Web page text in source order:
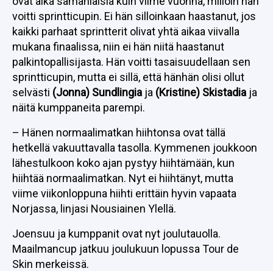
voitti sprintticupin. Ei hän silloinkaan haastanut, jos
kaikki parhaat sprintterit olivat yhtä aikaa viivalla
mukana finaalissa, niin ei hän niitä haastanut
palkintopallisijasta. Hän voitti tasaisuudellaan sen
sprintticupin, mutta ei sillä, että hänhän olisi ollut
selvästi (Jonna) Sundlingia ja (Kristine) Skistadia ja
näitä kumppaneita parempi.
– Hänen normaalimatkan hiihtonsa ovat tällä
hetkellä vakuuttavalla tasolla. Kymmenen joukkoon
lähestulkoon koko ajan pystyy hiihtämään, kun
hiihtää normaalimatkan. Nyt ei hiihtänyt, mutta
viime viikonloppuna hiihti erittäin hyvin vapaata
Norjassa, linjasi Nousiainen Ylellä.
Joensuu ja kumppanit ovat nyt joulutauolla.
Maailmancup jatkuu joulukuun lopussa Tour de
Skin merkeissä.